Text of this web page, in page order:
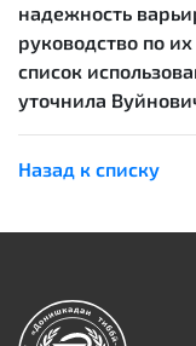
надежность
руководство по
список
уточнила
Назад к списку